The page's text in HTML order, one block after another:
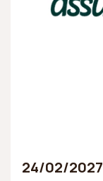
24/02/2027